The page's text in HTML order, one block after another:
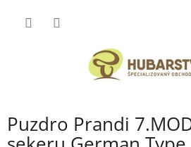
Puzdro Prandi